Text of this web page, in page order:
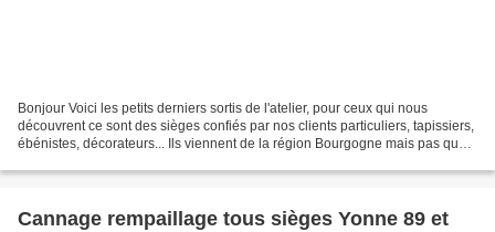
Bonjour Voici les petits derniers sortis de l'atelier, pour ceux qui nous
découvrent ce sont des sièges confiés par nos clients particuliers, tapissiers,
ébénistes, décorateurs... Ils viennent de la région Bourgogne mais pas que,
Cannage rempaillage tous sièges Yonne 89 et